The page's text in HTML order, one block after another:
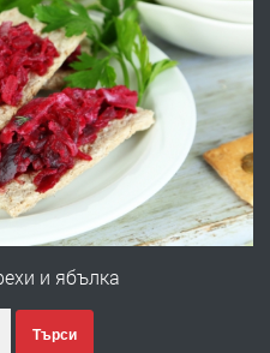
преди 4 дни
под наем
преди 4 дни
Офис под наем в кв.
градина!
и ябълка
Търси